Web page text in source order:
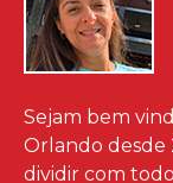
Sejam bem
Orlando desde
dividir com